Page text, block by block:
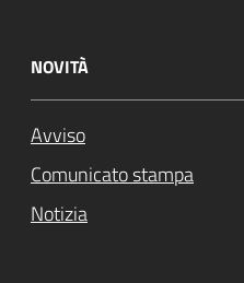
NOVITÀ
Avviso
Comunicato stampa
Notizia